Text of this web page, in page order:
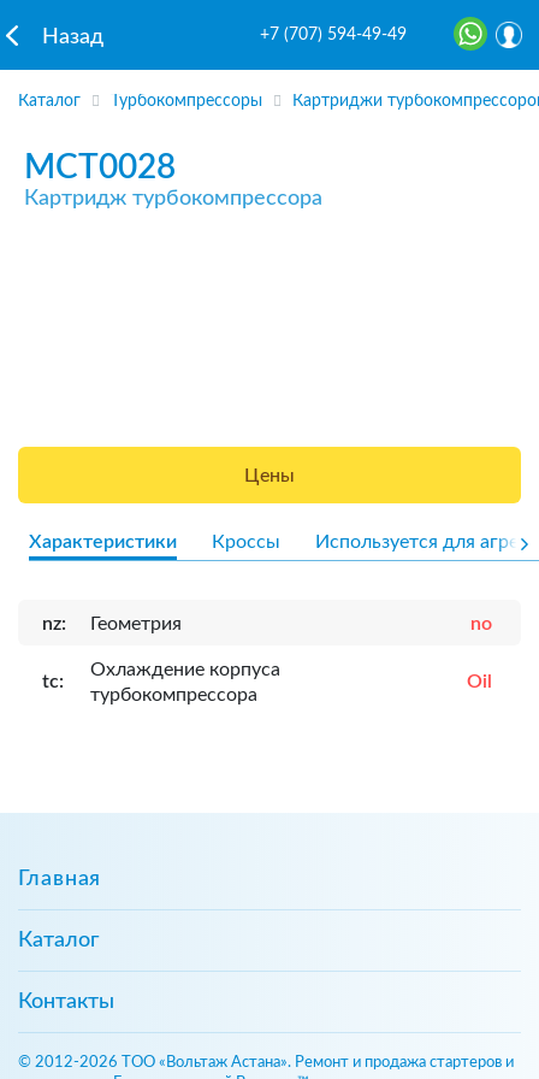
Назад +7 (707) 594-49-49
Каталог Турбокомпрессоры Картриджи
MCT0028
Картридж турбокомпрессора
Цены
Характеристики Кроссы Используется для
nz: Геометрия no
tc:
Охлаждение корпуса
турбокомпрессора
Oil
Главная
Каталог
Контакты
© 2012-2026 ТОО «Вольтаж Астана». Ремонт и продажа стартеров и